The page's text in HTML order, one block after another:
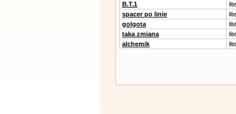
B.T.1
spacer po linie
golgota
taka zmiana
alchemik